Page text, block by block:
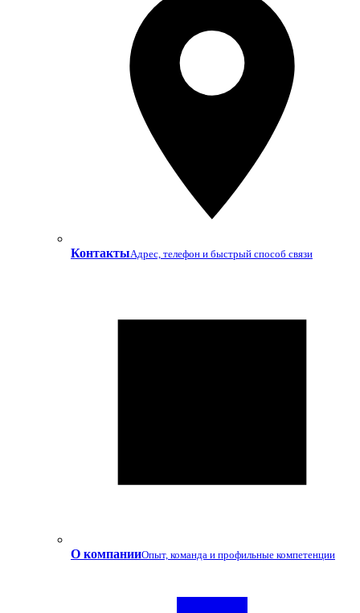
КонтактыАдрес, телефон и быстрый способ связи
О компанииОпыт, команда и профильные компетенции